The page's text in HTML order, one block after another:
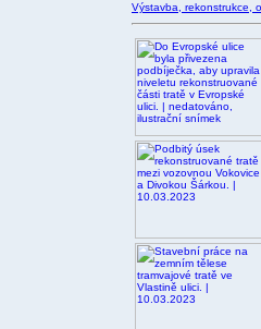
Výstavba, rekonstrukce,